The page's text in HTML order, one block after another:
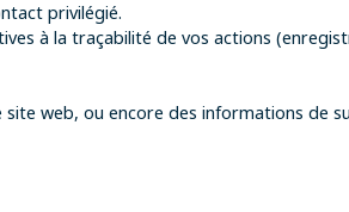
privilégié.
à la traçabilité de vos actions
web, ou encore des informations de